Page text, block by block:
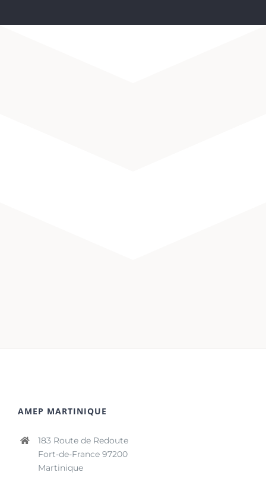
AMEP MARTINIQUE
183 Route de Redoute
Fort-de-France 97200
Martinique